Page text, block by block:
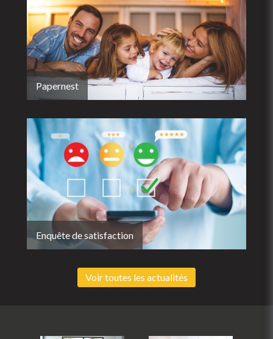
Papernest
Enquête de satisfaction
Voir toutes les actualités